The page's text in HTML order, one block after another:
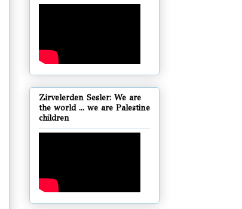
Zirvelerden Sesler: We are
the world ... we are Palestine
children